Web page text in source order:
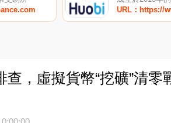
URL：https://
查，虛擬貨幣“挖礦”清